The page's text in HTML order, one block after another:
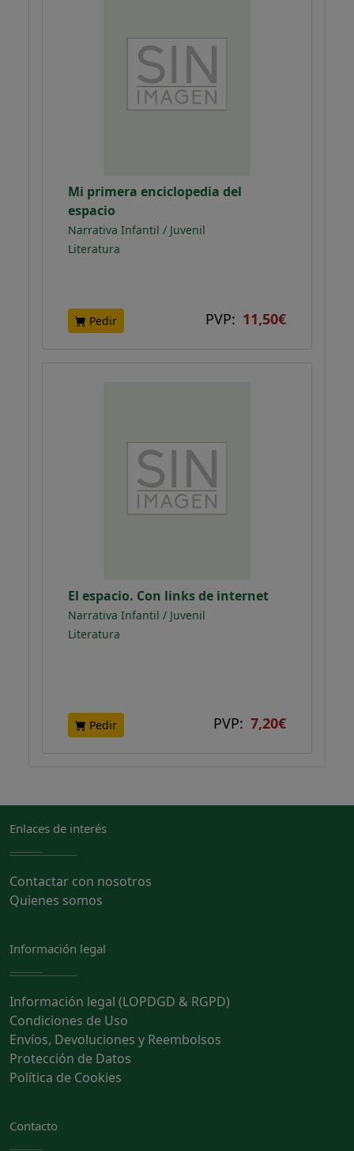
Mi primera enciclopedia del
espacio
Narrativa Infantil / Juvenil
Literatura
Pedir PVP: 11,50€
El espacio. Con links de internet
Narrativa Infantil / Juvenil
Literatura
Pedir PVP: 7,20€
Enlaces de interés
Contactar con nosotros
Quienes somos
Información legal
Información legal (LOPDGD & RGPD)
Condiciones de Uso
Envíos, Devoluciones y Reembolsos
Protección de Datos
Política de Cookies
Contacto